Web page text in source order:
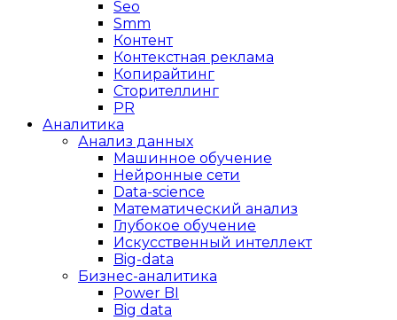
Seo
Smm
Контент
Контекстная реклама
Копирайтинг
Сторителлинг
PR
Аналитика
Анализ данных
Машинное обучение
Нейронные сети
Data-science
Математический анализ
Глубокое обучение
Искусственный интеллект
Big-data
Бизнес-аналитика
Power BI
Big data